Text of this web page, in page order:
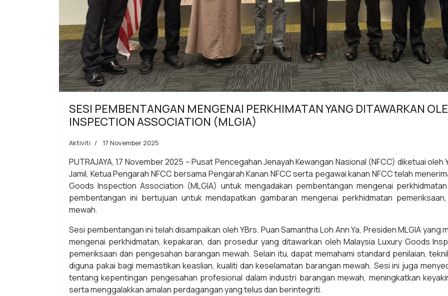
SESI PEMBENTANGAN MENGENAI PERKHIMATAN YANG DITAWARKAN
INSPECTION ASSOCIATION (MLGIA)
Aktiviti 17 November 2025
PUTRAJAYA, 17 November 2025 – Pusat Pencegahan Jenayah Kewangan Nasional (NFCC) diketuai oleh
Jamil, Ketua Pengarah NFCC bersama Pengarah Kanan NFCC serta pegawai kanan NFCC telah
Goods Inspection Association (MLGIA) untuk mengadakan pembentangan mengenai
pembentangan ini bertujuan untuk mendapatkan gambaran mengenai perkhidmatan
mewah.
Sesi pembentangan ini telah disampaikan oleh YBrs. Puan Samantha Loh Ann Ya, Presiden MLGIA
mengenai perkhidmatan, kepakaran, dan prosedur yang ditawarkan oleh Malaysia Luxury Goods
pemeriksaan dan pengesahan barangan mewah. Selain itu, dapat memahami standard penilaian,
diguna pakai bagi memastikan keaslian, kualiti dan keselamatan barangan mewah. Sesi ini juga
tentang kepentingan pengesahan profesional dalam industri barangan mewah, meningkatkan
serta menggalakkan amalan perdagangan yang telus dan berintegriti.